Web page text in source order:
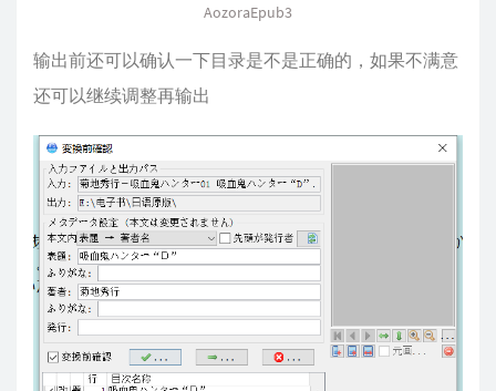
AozoraEpub3
输出前还可以确认一下目录是不是正确的，如果不满意
还可以继续调整再输出